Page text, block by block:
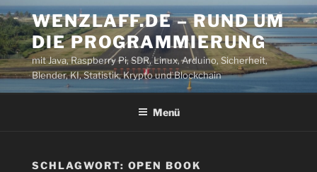
Zum
Inhalt
springen
WENZLAFF.DE – RUND UM
DIE PROGRAMMIERUNG
mit Java, Raspberry Pi, SDR, Linux, Arduino, Sicherheit,
Blender, KI, Statistik, Krypto und Blockchain
Menü
SCHLAGWORT: OPEN BOOK